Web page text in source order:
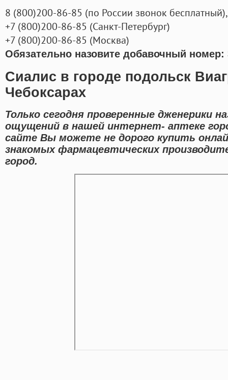
8 (800)200-86-85 (по России звонок бесплатный),
+7 (800)200-86-85 (Санкт-Петербург)
+7 (800)200-86-85 (Москва)
Обязательно назовите добавочный номер:
Сиалис в городе подольск
Чебоксарах
Только сегодня проверенные дженерики
ощущений в нашей интернет- аптеке
сайте Вы можете не дорого купить
знакомых фармацевтических
город.